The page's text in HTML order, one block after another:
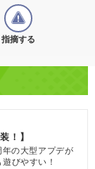
指摘する
！】
の大型アプデが
びやすい！